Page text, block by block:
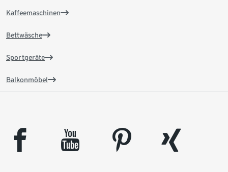
Kaffeemaschinen
Bettwäsche
Sportgeräte
Balkonmöbel
facebook youtube pinterest
xing